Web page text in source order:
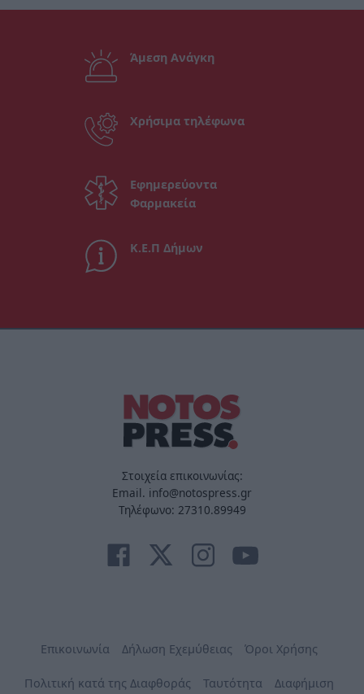
Άμεση Ανάγκη
Χρήσιμα τηλέφωνα
Εφημερεύοντα
Φαρμακεία
Κ.Ε.Π Δήμων
Στοιχεία επικοινωνίας:
Email. info@notospress.gr
Τηλέφωνο: 27310.89949
Επικοινωνία Δήλωση Εχεμύθειας Όροι Χρήσης
Πολιτική κατά της Διαφθοράς Ταυτότητα Διαφήμιση